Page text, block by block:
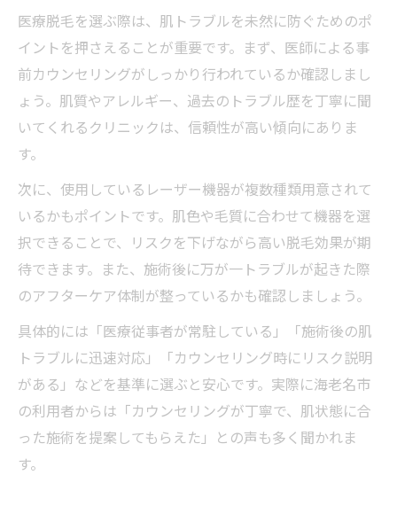
医療脱毛を選ぶ際は、肌トラブルを未然に防ぐためのポ
イントを押さえることが重要です。まず、医師による事
前カウンセリングがしっかり行われているか確認しまし
ょう。肌質やアレルギー、過去のトラブル歴を丁寧に聞
いてくれるクリニックは、信頼性が高い傾向にありま
す。
次に、使用しているレーザー機器が複数種類用意されて
いるかもポイントです。肌色や毛質に合わせて機器を選
択できることで、リスクを下げながら高い脱毛効果が期
待できます。また、施術後に万が一トラブルが起きた際
のアフターケア体制が整っているかも確認しましょう。
具体的には「医療従事者が常駐している」「施術後の肌
トラブルに迅速対応」「カウンセリング時にリスク説明
がある」などを基準に選ぶと安心です。実際に海老名市
の利用者からは「カウンセリングが丁寧で、肌状態に合
った施術を提案してもらえた」との声も多く聞かれま
す。